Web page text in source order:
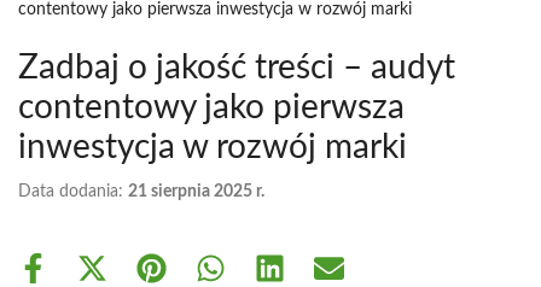
contentowy jako pierwsza inwestycja w rozwój marki
Zadbaj o jakość treści – audyt
contentowy jako pierwsza
inwestycja w rozwój marki
Data dodania: 21 sierpnia 2025 r.
Share
Share Share Share Share Share